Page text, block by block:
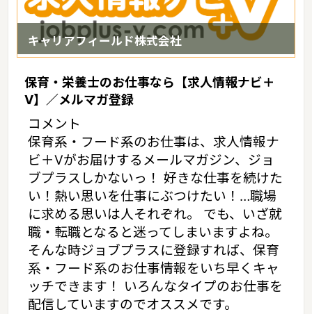
キャリアフィールド株式会社
保育・栄養士のお仕事なら【求人情報ナビ＋
V】／メルマガ登録
コメント
保育系・フード系のお仕事は、求人情報ナ
ビ＋Vがお届けするメールマガジン、ジョ
ブプラスしかないっ！ 好きな仕事を続けた
い！熱い思いを仕事にぶつけたい！…職場
に求める思いは人それぞれ。 でも、いざ就
職・転職となると迷ってしまいますよね。
そんな時ジョブプラスに登録すれば、保育
系・フード系のお仕事情報をいち早くキャ
ッチできます！ いろんなタイプのお仕事を
配信していますのでオススメです。